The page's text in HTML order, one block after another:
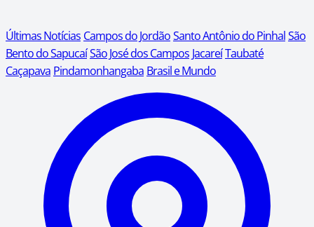
Últimas Notícias Campos do JordãoSanto Antônio do PinhalSão
Bento do SapucaíSão José dos Campos JacareíTaubaté
Caçapava Pindamonhangaba Brasil e Mundo